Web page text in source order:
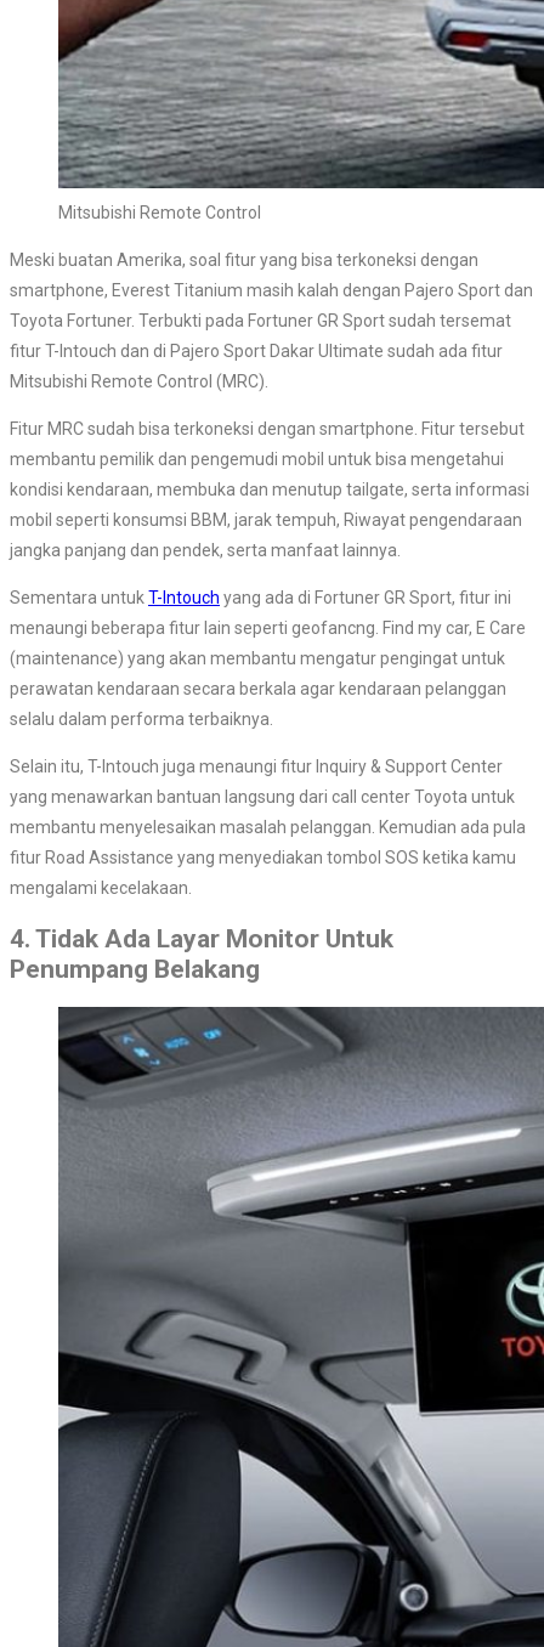
Mitsubishi Remote Control
Meski buatan Amerika, soal fitur yang bisa terkoneksi dengan
smartphone, Everest Titanium masih kalah dengan Pajero Sport dan
Toyota Fortuner. Terbukti pada Fortuner GR Sport sudah tersemat
fitur T-Intouch dan di Pajero Sport Dakar Ultimate sudah ada fitur
Mitsubishi Remote Control (MRC).
Fitur MRC sudah bisa terkoneksi dengan smartphone. Fitur tersebut
membantu pemilik dan pengemudi mobil untuk bisa mengetahui
kondisi kendaraan, membuka dan menutup tailgate, serta informasi
mobil seperti konsumsi BBM, jarak tempuh, Riwayat pengendaraan
jangka panjang dan pendek, serta manfaat lainnya.
Sementara untukT-Intouch yang ada di Fortuner GR Sport, fitur ini
menaungi beberapa fitur lain seperti geofancng. Find my car, E Care
(maintenance) yang akan membantu mengatur pengingat untuk
perawatan kendaraan secara berkala agar kendaraan pelanggan
selalu dalam performa terbaiknya.
Selain itu, T-Intouch juga menaungi fitur Inquiry & Support Center
yang menawarkan bantuan langsung dari call center Toyota untuk
membantu menyelesaikan masalah pelanggan. Kemudian ada pula
fitur Road Assistance yang menyediakan tombol SOS ketika kamu
mengalami kecelakaan.
4. Tidak Ada Layar Monitor Untuk
Penumpang Belakang